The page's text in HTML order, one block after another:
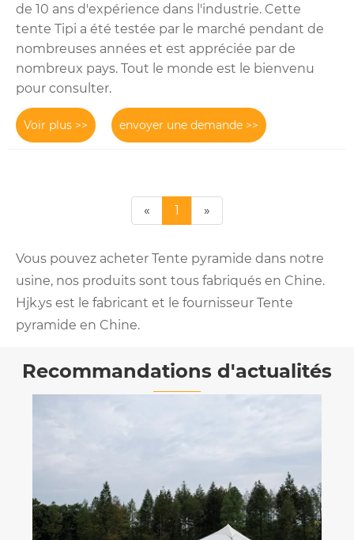
de 10 ans d'expérience dans l'industrie. Cette
tente Tipi a été testée par le marché pendant de
nombreuses années et est appréciée par de
nombreux pays. Tout le monde est le bienvenu
pour consulter.
Voir plus >> envoyer une demande >>
« 1 »
Vous pouvez acheter Tente pyramide dans notre
usine, nos produits sont tous fabriqués en Chine.
Hjk.ys est le fabricant et le fournisseur Tente
pyramide en Chine.
Recommandations d'actualités